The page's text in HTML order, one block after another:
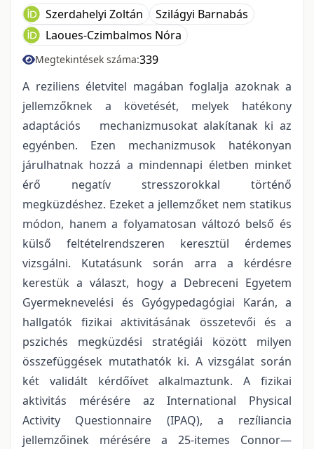
Szerdahelyi Zoltán
Szilágyi Barnabás
Laoues-Czimbalmos Nóra
Megtekintések száma:339
A reziliens életvitel magában foglalja azoknak a
jellemzőknek a követését, melyek hatékony
adaptációs mechanizmusokat alakítanak ki az
egyénben. Ezen mechanizmusok hatékonyan
járulhatnak hozzá a mindennapi életben minket
érő negatív stresszorokkal történő
megküzdéshez. Ezeket a jellemzőket nem statikus
módon, hanem a folyamatosan változó belső és
külső feltételrendszeren keresztül érdemes
vizsgálni. Kutatásunk során arra a kérdésre
kerestük a választ, hogy a Debreceni Egyetem
Gyermeknevelési és Gyógypedagógiai Karán, a
hallgatók fizikai aktivitásának összetevői és a
pszichés megküzdési stratégiái között milyen
összefüggések mutathatók ki. A vizsgálat során
két validált kérdőívet alkalmaztunk. A fizikai
aktivitás mérésére az International Physical
Activity Questionnaire (IPAQ), a rezíliancia
jellemzőinek mérésére a 25-itemes Connor—